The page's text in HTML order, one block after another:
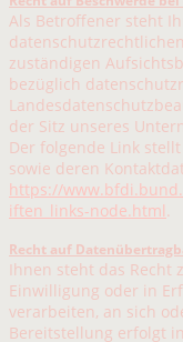
Als Betroffener steht
zuständigen
bezüglich
der Sitz unseres
Der folgende Link
sowie deren
https://
iften_links-node.html
Recht auf
Ihnen steht das Recht
Einwilligung oder in
verarbeiten, an sich
Bereitstellung erfolgt